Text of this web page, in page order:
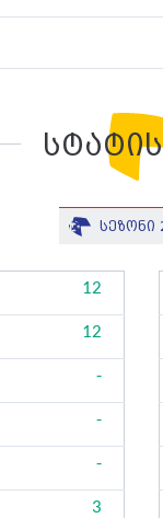
სეზონი
12
12
-
-
-
3